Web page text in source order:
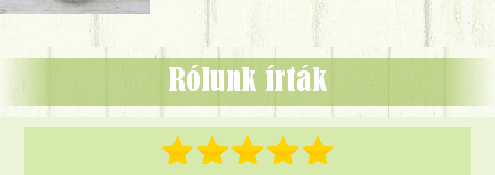
Rólunk írták